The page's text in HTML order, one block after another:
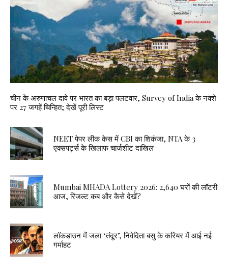
चीन के अरुणाचल दावे पर भारत का बड़ा पलटवार, Survey of India के नक्शे
पर 27 जगहें चिन्हित; देखें पूरी लिस्ट
NEET पेपर लीक केस में CBI का शिकंजा, NTA के 3
एक्सपर्ट्स के खिलाफ चार्जशीट दाखिल
Mumbai MHADA Lottery 2026: 2,640 घरों की लॉटरी
आज, रिजल्ट कब और कैसे देखें?
लॉकडाउन में जला ‘तंदूर’, निवेदिता बसु के करियर में आई नई
गर्माहट